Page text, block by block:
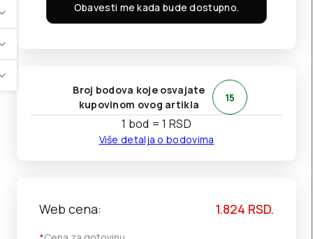
Obavesti me kada bude dostupno.
Broj bodova koje osvajate
kupovinom ovog artikla
15
1 bod = 1 RSD
Više detalja o bodovima
Web cena: 1.824 RSD.